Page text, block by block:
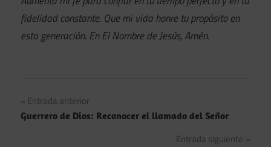
fidelidad constante. Que mi vida honre tu propósito en
esta generación. En El Nombre de Jesús, Amén.
Navegación
de
Entrada anterior
Guerrero de Dios: Reconocer el llamado del Señor
Entrada siguiente